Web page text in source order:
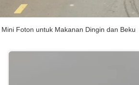
Mini Foton untuk Makanan Dingin dan Beku